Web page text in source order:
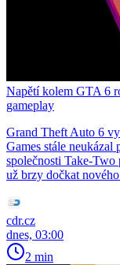
Napětí kolem GTA 6
gameplay
Grand Theft Auto 6
Games stále
společnosti Take-Two
už brzy dočkat
cdr.cz
dnes, 03:00
2 min